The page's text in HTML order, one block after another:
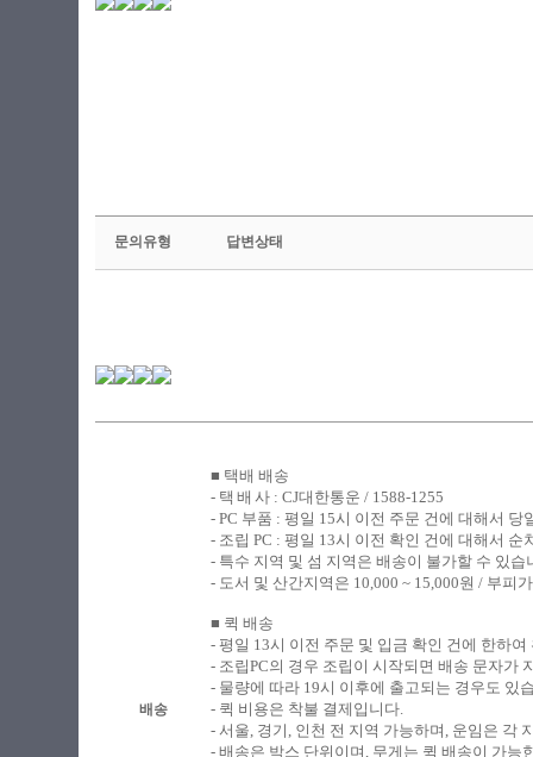
문의유형 답변상태
배송
■ 택배 배송
​- 택 배 사 : CJ대한통운 / 1588-1255
- PC 부품 : 평일 15시 이전 주문 건에 대해서 당
- 조립 PC : 평일 13시 이전 확인 건에 대해서
- 특수 지역 및 섬 지역은 배송이 불가할 수 있습
- 도서 및 산간지역은 10,000 ~ 15,000원 / 부피
■ 퀵 배송
​- 평일 13시 이전 주문 및 입금 확인 건에 한하
- 조립PC의 경우 조립이 시작되면 배송 문자가
- 물량에 따라 19시 이후에 출고되는 경우도 있
- 퀵 비용은 착불 결제입니다.
- 서울, 경기, 인천 전 지역 가능하며, 운임은 각
- 배송은 박스 단위이며, 무게는 퀵 배송이 가능